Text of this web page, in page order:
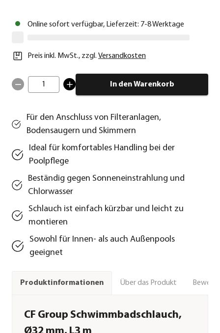
Online sofort verfügbar, Lieferzeit: 7-8 Werktage
Preis inkl. MwSt., zzgl. Versandkosten
1 In den Warenkorb
Für den Anschluss von Filteranlagen,
Bodensaugern und Skimmern
Ideal für komfortables Handling bei der
Poolpflege
Beständig gegen Sonneneinstrahlung und
Chlorwasser
Schlauch ist einfach kürzbar und leicht zu
montieren
Sowohl für Innen- als auch Außenpools
geeignet
Produktinformationen Über das Produkt
CF Group Schwimmbadschlauch,